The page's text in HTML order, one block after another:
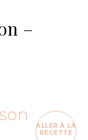
–
ALLER À LA
RECETTE